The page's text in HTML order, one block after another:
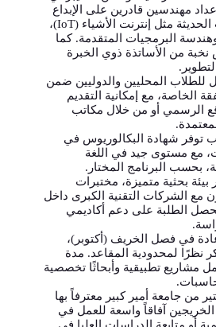
مهندسين قادرين على الإبداع
في مجالات التقنيات الحديثة مثل إنترنت الأشياء (IoT)،
البرمجيات المتقدمة. كما
من الأساتذة ذوي الخبرة
للطلاب المحليين والدوليين ضمن
الخاصة، مع إمكانية التقديم
الرسمي أو من خلال مكاتب
توفر شهادة البكالوريوس في
مع مستوى جيد في اللغة
بحسب البرنامج المختار.
بيئة بحثية متميزة، مختبرات
مع الشركات التقنية الكبرى داخل
يحصل الطلبة على دعم أكاديمي
في فصل الخريف (أكتوبر)،
نظرًا لمحدودية المقاعد. مدة
مشاريع تطبيقية وأبحاثًا تخصصية
من جامعة أمير كبير معترفاً بها
الخريجين آفاقاً واسعة للعمل في